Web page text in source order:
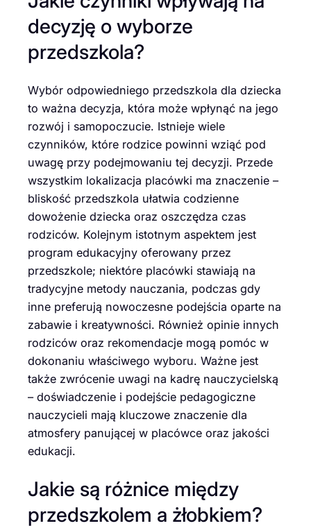
decyzję o wyborze
przedszkola?
Wybór odpowiedniego przedszkola dla dziecka
to ważna decyzja, która może wpłynąć na jego
rozwój i samopoczucie. Istnieje wiele
czynników, które rodzice powinni wziąć pod
uwagę przy podejmowaniu tej decyzji. Przede
wszystkim lokalizacja placówki ma znaczenie –
bliskość przedszkola ułatwia codzienne
dowożenie dziecka oraz oszczędza czas
rodziców. Kolejnym istotnym aspektem jest
program edukacyjny oferowany przez
przedszkole; niektóre placówki stawiają na
tradycyjne metody nauczania, podczas gdy
inne preferują nowoczesne podejścia oparte na
zabawie i kreatywności. Również opinie innych
rodziców oraz rekomendacje mogą pomóc w
dokonaniu właściwego wyboru. Ważne jest
także zwrócenie uwagi na kadrę nauczycielską
– doświadczenie i podejście pedagogiczne
nauczycieli mają kluczowe znaczenie dla
atmosfery panującej w placówce oraz jakości
edukacji.
Jakie są różnice między
przedszkolem a żłobkiem?